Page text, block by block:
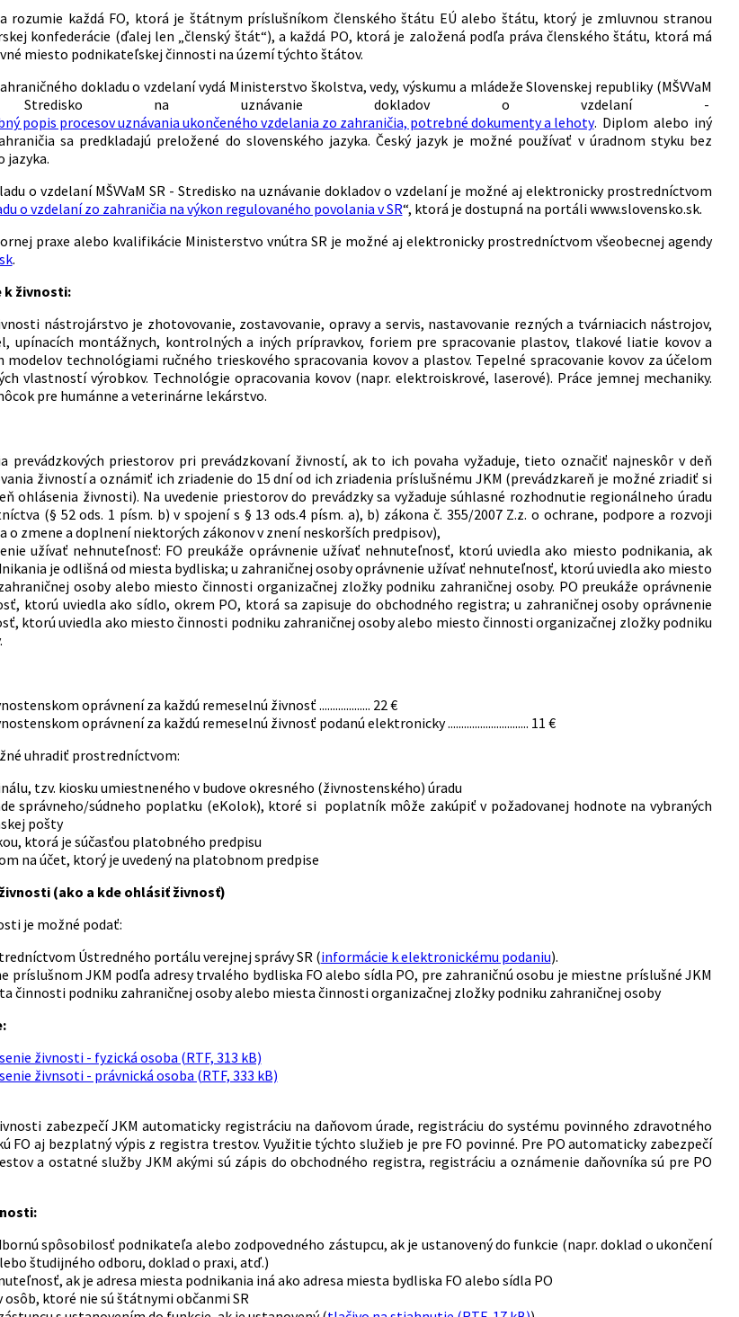
rozumie každá FO, ktorá je štátnym príslušníkom členského štátu EÚ alebo štátu, ktorý je zmluvnou stranou
konfederácie (ďalej len „členský štát“), a každá PO, ktorá je založená podľa práva členského štátu, ktorá má
miesto podnikateľskej činnosti na území týchto štátov.
dokladu o vzdelaní vydá Ministerstvo školstva, vedy, výskumu a mládeže Slovenskej republiky (MŠVVaM
na uznávanie dokladov o vzdelaní -
popis procesov uznávania ukončeného vzdelania zo zahraničia, potrebné dokumenty a lehoty. Diplom alebo iný
sa predkladajú preložené do slovenského jazyka. Český jazyk je možné používať v úradnom styku bez
jazyka.
o vzdelaní MŠVVaM SR - Stredisko na uznávanie dokladov o vzdelaní je možné aj elektronicky prostredníctvom
o vzdelaní zo zahraničia na výkon regulovaného povolania v SR“, ktorá je dostupná na portáli www.slovensko.sk.
praxe alebo kvalifikácie Ministerstvo vnútra SR je možné aj elektronicky prostredníctvom všeobecnej agendy
.
k živnosti:
nástrojárstvo je zhotovovanie, zostavovanie, opravy a servis, nastavovanie rezných a tvárniacich nástrojov,
upínacích montážnych, kontrolných a iných prípravkov, foriem pre spracovanie plastov, tlakové liatie kovov a
modelov technológiami ručného trieskového spracovania kovov a plastov. Tepelné spracovanie kovov za účelom
vlastností výrobkov. Technológie opracovania kovov (napr. elektroiskrové, laserové). Práce jemnej mechaniky.
pre humánne a veterinárne lekárstvo.
prevádzkových priestorov pri prevádzkovaní živností, ak to ich povaha vyžaduje, tieto označiť najneskôr v deň
živností a oznámiť ich zriadenie do 15 dní od ich zriadenia príslušnému JKM (prevádzkareň je možné zriadiť si
ohlásenia živnosti). Na uvedenie priestorov do prevádzky sa vyžaduje súhlasné rozhodnutie regionálneho úradu
(§ 52 ods. 1 písm. b) v spojení s § 13 ods.4 písm. a), b) zákona č. 355/2007 Z.z. o ochrane, podpore a rozvoji
o zmene a doplnení niektorých zákonov v znení neskorších predpisov),
užívať nehnuteľnosť: FO preukáže oprávnenie užívať nehnuteľnosť, ktorú uviedla ako miesto podnikania, ak
je odlišná od miesta bydliska; u zahraničnej osoby oprávnenie užívať nehnuteľnosť, ktorú uviedla ako miesto
osoby alebo miesto činnosti organizačnej zložky podniku zahraničnej osoby. PO preukáže oprávnenie
ktorú uviedla ako sídlo, okrem PO, ktorá sa zapisuje do obchodného registra; u zahraničnej osoby oprávnenie
ktorú uviedla ako miesto činnosti podniku zahraničnej osoby alebo miesto činnosti organizačnej zložky podniku
oprávnení za každú remeselnú živnosť ................... 22 €
oprávnení za každú remeselnú živnosť podanú elektronicky .............................. 11 €
uhradiť prostredníctvom:
tzv. kiosku umiestneného v budove okresného (živnostenského) úradu
správneho/súdneho poplatku (eKolok), ktoré si poplatník môže zakúpiť v požadovanej hodnote na vybraných
pošty
ktorá je súčasťou platobného predpisu
na účet, ktorý je uvedený na platobnom predpise
(ako a kde ohlásiť živnosť)
je možné podať:
Ústredného portálu verejnej správy SR (informácie k elektronickému podaniu).
príslušnom JKM podľa adresy trvalého bydliska FO alebo sídla PO, pre zahraničnú osobu je miestne príslušné JKM
činnosti podniku zahraničnej osoby alebo miesta činnosti organizačnej zložky podniku zahraničnej osoby
živnosti - fyzická osoba (RTF, 313 kB)
živnsoti - právnická osoba (RTF, 333 kB)
zabezpečí JKM automaticky registráciu na daňovom úrade, registráciu do systému povinného zdravotného
FO aj bezplatný výpis z registra trestov. Využitie týchto služieb je pre FO povinné. Pre PO automaticky zabezpečí
a ostatné služby JKM akými sú zápis do obchodného registra, registráciu a oznámenie daňovníka sú pre PO
spôsobilosť podnikateľa alebo zodpovedného zástupcu, ak je ustanovený do funkcie (napr. doklad o ukončení
študijného odboru, doklad o praxi, atď.)
ak je adresa miesta podnikania iná ako adresa miesta bydliska FO alebo sídla PO
ktoré nie sú štátnymi občanmi SR